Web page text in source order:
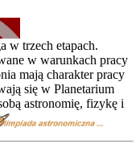
w trzech etapach.
w warunkach pracy
mają charakter pracy
się w Planetarium
astronomię, fizykę i